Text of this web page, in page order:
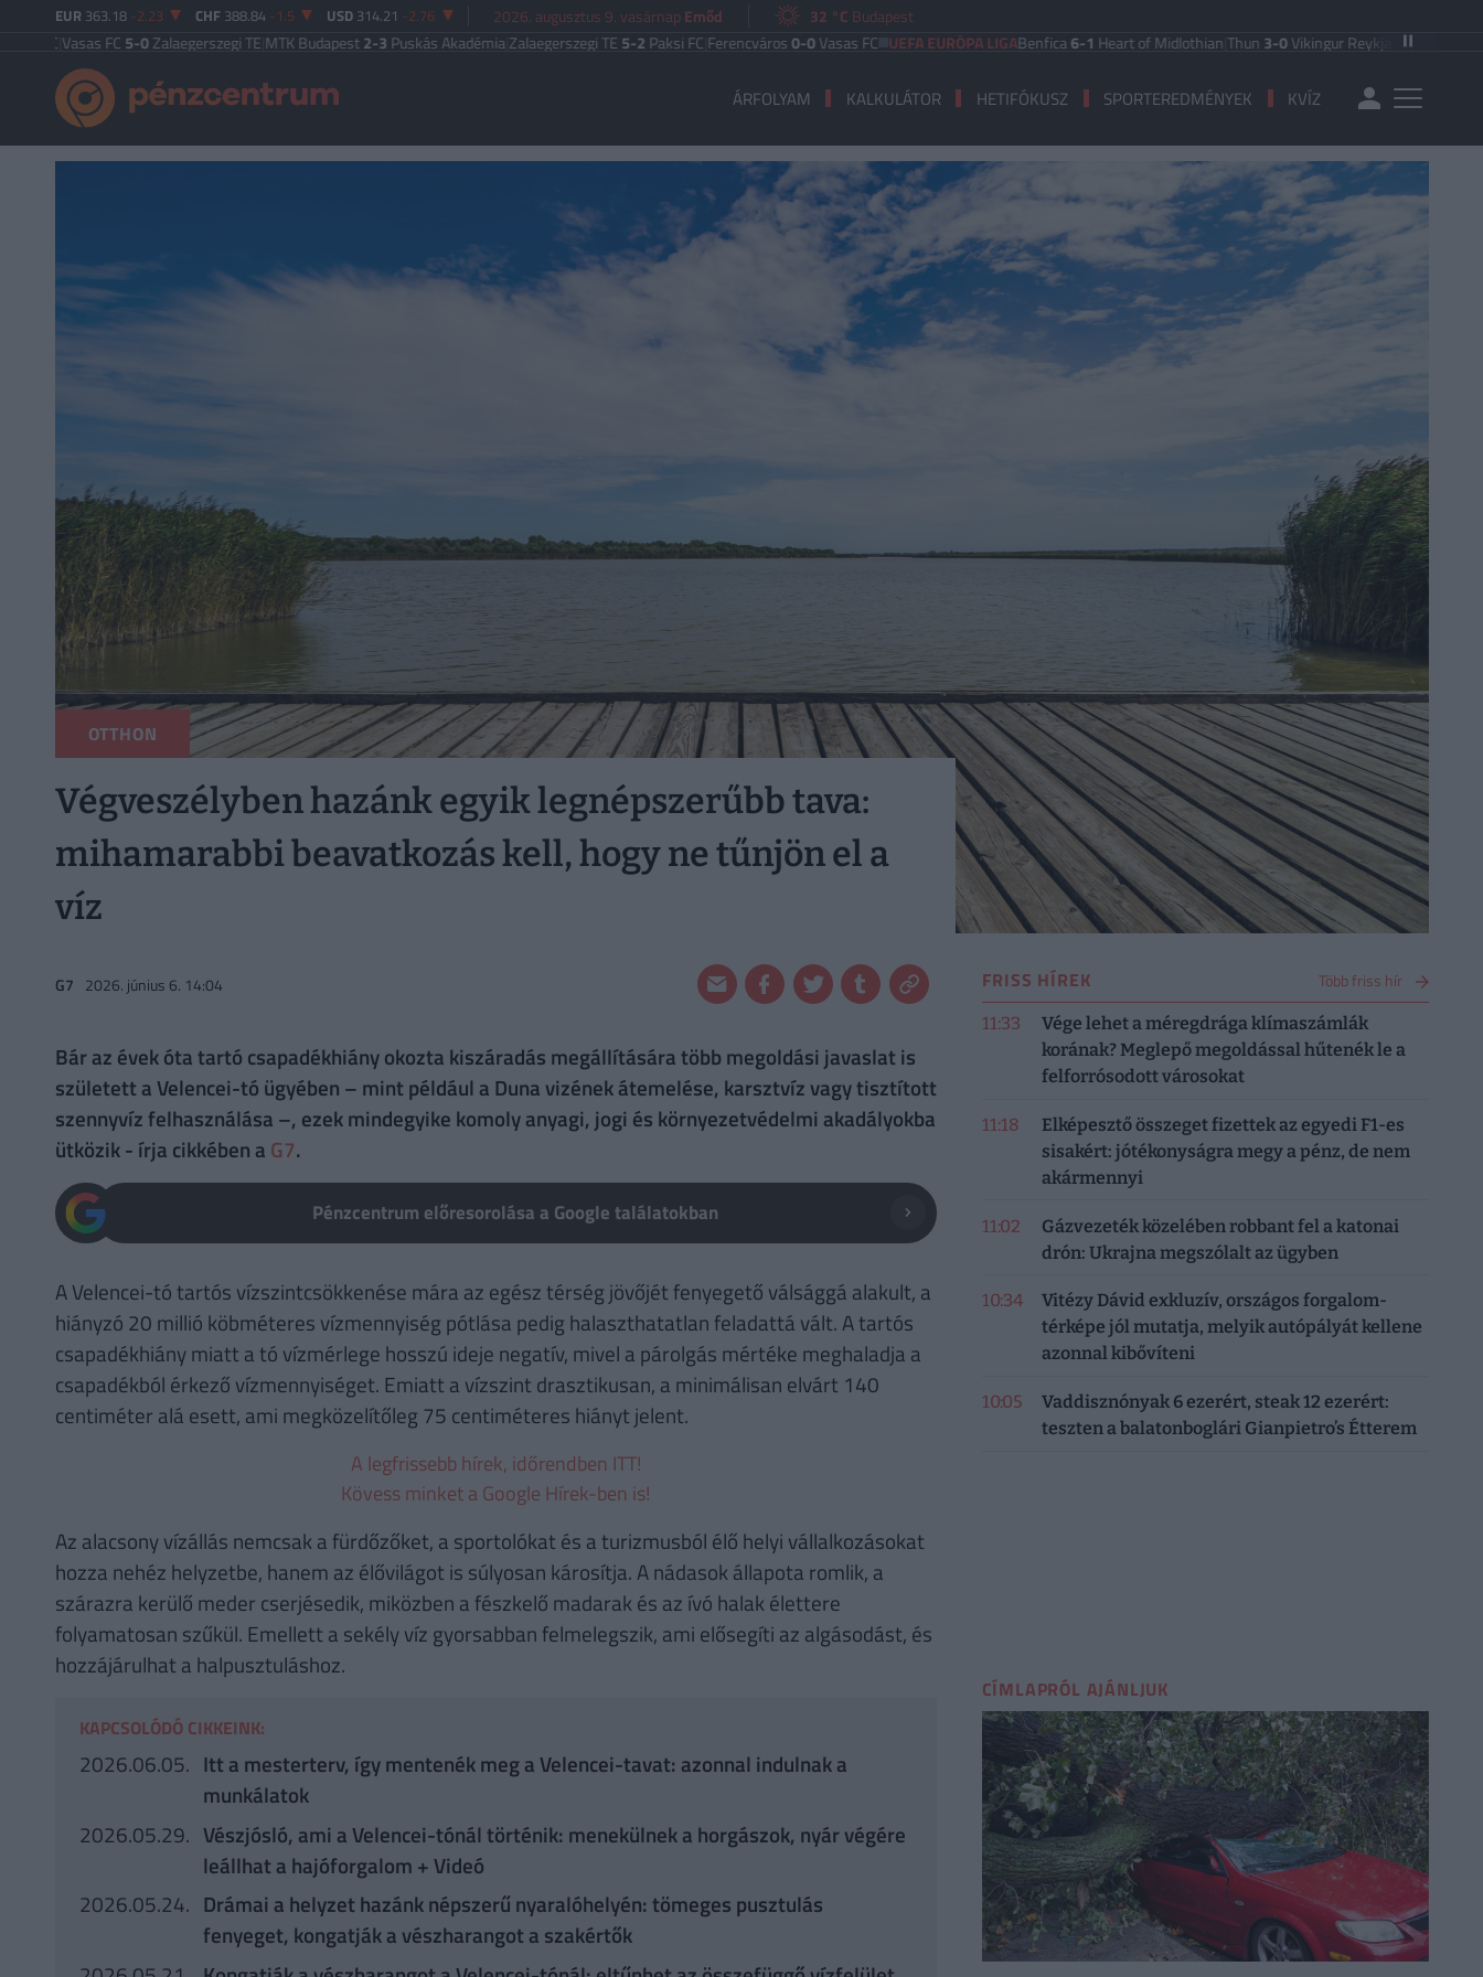
EUR 363.18 -2.23 CHF 388.84 -1.5 USD 314.21 -2.76 2026. augusztus 9. vasárnapEmőd 32 °C Budapest
Vasas FC5-0Zalaegerszegi TE|MTK Budapest2-3Puskás Akadémia|Zalaegerszegi TE5-2Paksi FC|Ferencváros0-0Vasas FC UEFA EURÓPA LIGABenfica6-1Heart of Midlothian|Thun3-0Vikingur Reykjavik|PAOK Saloniki
ÁRFOLYAM KALKULÁTOR HETIFÓKUSZ SPORTEREDMÉNYEK KVÍZ
OTTHON
Végveszélyben hazánk egyik legnépszerűbb tava:
mihamarabbi beavatkozás kell, hogy ne tűnjön el a
víz
G7 2026. június 6. 14:04
Bár az évek óta tartó csapadékhiány okozta kiszáradás megállítására több megoldási javaslat is
született a Velencei-tó ügyében – mint például a Duna vizének átemelése, karsztvíz vagy tisztított
szennyvíz felhasználása –, ezek mindegyike komoly anyagi, jogi és környezetvédelmi akadályokba
ütközik - írja cikkében a G7.
Pénzcentrum előresorolása a Google találatokban
A Velencei-tó tartós vízszintcsökkenése mára az egész térség jövőjét fenyegető válsággá alakult, a
hiányzó 20 millió köbméteres vízmennyiség pótlása pedig halaszthatatlan feladattá vált. A tartós
csapadékhiány miatt a tó vízmérlege hosszú ideje negatív, mivel a párolgás mértéke meghaladja a
csapadékból érkező vízmennyiséget. Emiatt a vízszint drasztikusan, a minimálisan elvárt 140
centiméter alá esett, ami megközelítőleg 75 centiméteres hiányt jelent.
A legfrissebb hírek, időrendben ITT!
Kövess minket a Google Hírek-ben is!
Az alacsony vízállás nemcsak a fürdőzőket, a sportolókat és a turizmusból élő helyi vállalkozásokat
hozza nehéz helyzetbe, hanem az élővilágot is súlyosan károsítja. A nádasok állapota romlik, a
szárazra kerülő meder cserjésedik, miközben a fészkelő madarak és az ívó halak élettere
folyamatosan szűkül. Emellett a sekély víz gyorsabban felmelegszik, ami elősegíti az algásodást, és
hozzájárulhat a halpusztuláshoz.
KAPCSOLÓDÓ CIKKEINK:
2026.06.05. Itt a mesterterv, így mentenék meg a Velencei-tavat: azonnal indulnak a
munkálatok
2026.05.29. Vészjósló, ami a Velencei-tónál történik: menekülnek a horgászok, nyár végére
leállhat a hajóforgalom + Videó
2026.05.24. Drámai a helyzet hazánk népszerű nyaralóhelyén: tömeges pusztulás
fenyeget, kongatják a vészharangot a szakértők
FRISS HÍREK Több friss hír
11:33
Vége lehet a méregdrága klímaszámlák
korának? Meglepő megoldással hűtenék le a
felforrósodott városokat
11:18
Elképesztő összeget fizettek az egyedi F1-es
sisakért: jótékonyságra megy a pénz, de nem
akármennyi
11:02
Gázvezeték közelében robbant fel a katonai
drón: Ukrajna megszólalt az ügyben
10:34
Vitézy Dávid exkluzív, országos forgalom-
térképe jól mutatja, melyik autópályát kellene
azonnal kibővíteni
10:05
Vaddisznónyak 6 ezerért, steak 12 ezerért:
teszten a balatonboglári Gianpietro’s Étterem
CÍMLAPRÓL AJÁNLJUK